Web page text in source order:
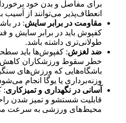
برای مفاصل و بدن خود
انعطاف‌پذیر می‌توانند از
مقاومت در برابر سایش: در
کفپوش باید در برابر سایش و
طولانی‌تری داشته باشد.
ضد لغزش: کفپوش‌ها باید
خطر سقوط ورزشکاران کاهش
باشگاه‌هایی که ورزش‌های
وزنه‌برداری یا یوگا انجام
آسانی در نگهداری و تمیزکاری:
قابلیت شستشو و تمیز شدن
محیط‌های ورزشی به سرعت